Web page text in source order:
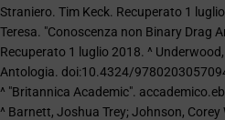
Straniero. Tim Keck. Recuperato 1
Teresa. "Conoscenza non Binary Drag
Recuperato 1 luglio 2018. ^
Antologia. doi:10.4324/
^ "Britannica Academic".
^ Barnett, Joshua Trey; Johnson,